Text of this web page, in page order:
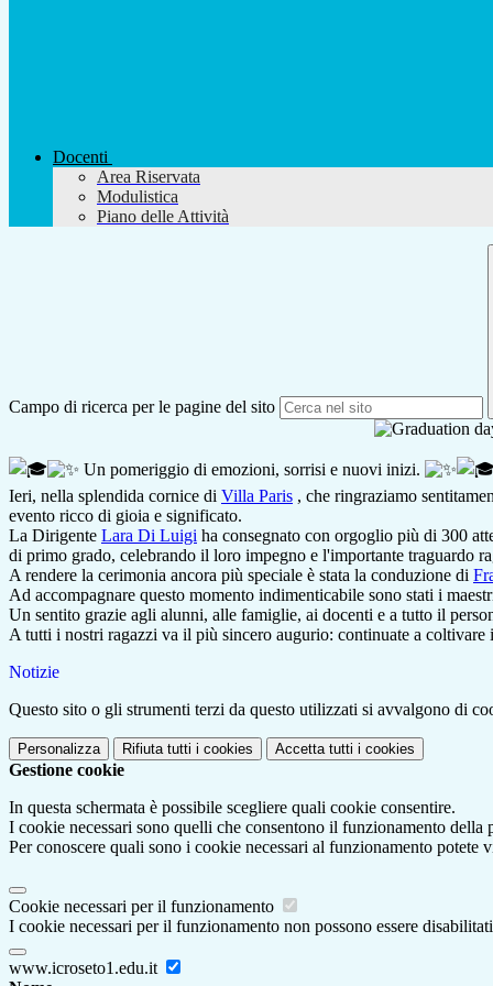
Docenti
Area Riservata
Modulistica
Piano delle Attività
Campo di ricerca per le pagine del sito
Un pomeriggio di emozioni, sorrisi e nuovi inizi.
Ieri, nella splendida cornice di Villa Paris , che ringraziamo
evento ricco di gioia e significato.
La Dirigente Lara Di Luigi ha consegnato con orgoglio più di 300
di primo grado, celebrando il loro impegno e l'importante traguardo
A rendere la cerimonia ancora più speciale è stata la conduzione di
Ad accompagnare questo momento indimenticabile sono stati i
Un sentito grazie agli alunni, alle famiglie, ai docenti e a tutto il
A tutti i nostri ragazzi va il più sincero augurio: continuate a
Notizie
Questo sito o gli strumenti terzi da questo utilizzati si avvalgono di
Personalizza Rifiuta tutti i cookies Accetta tutti i cookies
Gestione cookie
In questa schermata è possibile scegliere quali cookie consentire.
I cookie necessari sono quelli che consentono il funzionamento
Per conoscere quali sono i cookie necessari al funzionamento potete
Cookie necessari per il funzionamento
I cookie necessari per il funzionamento non possono essere
www.icroseto1.edu.it